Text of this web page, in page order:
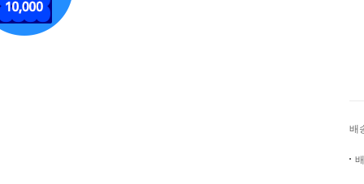
배